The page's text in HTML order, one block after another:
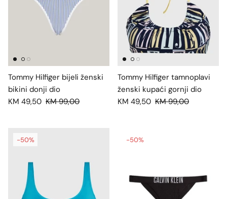
Tommy Hilfiger bijeli ženski
bikini donji dio
KM 49,50 KM 99,00
Tommy Hilfiger tamnoplavi
ženski kupaći gornji dio
KM 49,50 KM 99,00
-50% -50%